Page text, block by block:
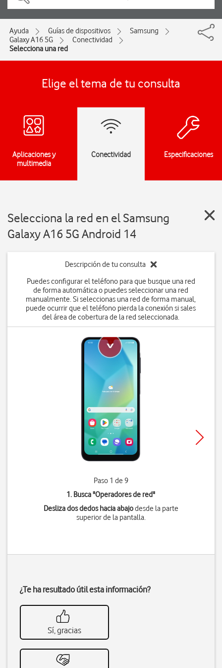
Ayuda Guías de dispositivos
Samsung
Galaxy A16 5G
Conectividad
Selecciona una red
Elige el tema de tu consulta
Aplicaciones y
multimedia
Conectividad Especificaciones
Selecciona la red en el Samsung
Galaxy A16 5G Android 14
Descripción de tu consulta
Puedes configurar el teléfono para que busque una red
de forma automática o puedes seleccionar una red
manualmente. Si seleccionas una red de forma manual,
puede ocurrir que el teléfono pierda la conexión si sales
del área de cobertura de la red seleccionada.
Paso 1 de 9
1. Busca "Operadores de red"
Desliza dos dedos hacia abajodesde la parte
superior de la pantalla.
¿Te ha resultado útil esta información?
Sí, gracias